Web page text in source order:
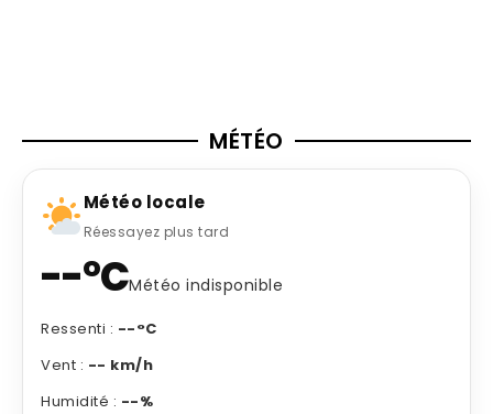
MÉTÉO
Météo locale
Réessayez plus tard
--°CMétéo indisponible
Ressenti : --°C
Vent : -- km/h
Humidité : --%